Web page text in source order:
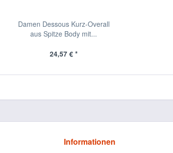
Damen Dessous Kurz-Overall
aus Spitze Body mit...
24,57 € *
Informationen